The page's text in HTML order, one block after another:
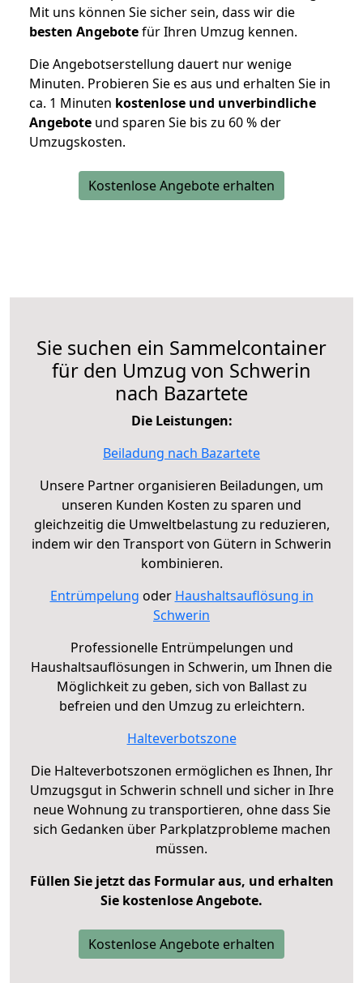
Mit uns können Sie sicher sein, dass wir die
besten Angebotefür Ihren Umzug kennen.
Die Angebotserstellung dauert nur wenige
Minuten. Probieren Sie es aus und erhalten Sie in
ca. 1 Minuten kostenlose und unverbindliche
Angebote und sparen Sie bis zu 60 % der
Umzugskosten.
Kostenlose Angebote erhalten
Sie suchen ein Sammelcontainer
für den Umzug von Schwerin
nach Bazartete
Die Leistungen:
Beiladung nach Bazartete
Unsere Partner organisieren Beiladungen, um
unseren Kunden Kosten zu sparen und
gleichzeitig die Umweltbelastung zu reduzieren,
indem wir den Transport von Gütern in Schwerin
kombinieren.
Entrümpelung oder Haushaltsauflösung in
Schwerin
Professionelle Entrümpelungen und
Haushaltsauflösungen in Schwerin, um Ihnen die
Möglichkeit zu geben, sich von Ballast zu
befreien und den Umzug zu erleichtern.
Halteverbotszone
Die Halteverbotszonen ermöglichen es Ihnen, Ihr
Umzugsgut in Schwerin schnell und sicher in Ihre
neue Wohnung zu transportieren, ohne dass Sie
sich Gedanken über Parkplatzprobleme machen
müssen.
Füllen Sie jetzt das Formular aus, und erhalten
Sie kostenlose Angebote.
Kostenlose Angebote erhalten